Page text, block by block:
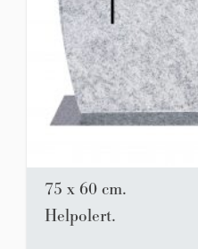
75 x 60 cm.
Helpolert.